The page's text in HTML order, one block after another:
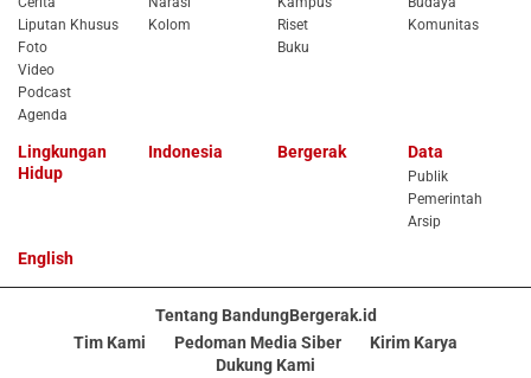
Liputan Khusus
Foto
Video
Podcast
Agenda
Kolom
Riset
Buku
Komunitas
Lingkungan
Hidup
Indonesia Bergerak Data
Publik
Pemerintah
Arsip
English
Tentang BandungBergerak.id
Tim Kami
Pedoman Media Siber
Kirim Karya
Dukung Kami